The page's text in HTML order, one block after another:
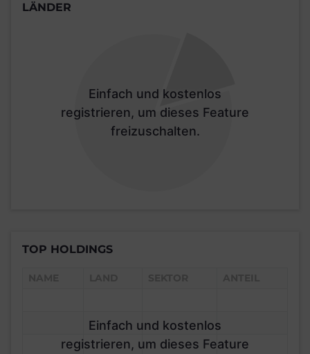
LÄNDER
Einfach und kostenlos
registrieren, um dieses Feature
freizuschalten.
TOP HOLDINGS
Einfach und kostenlos
registrieren, um dieses Feature